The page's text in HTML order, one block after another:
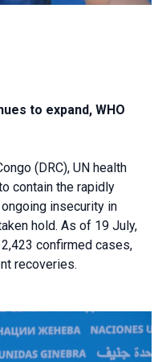
to expand, WHO
(DRC), UN health
contain the rapidly
insecurity in
hold. As of 19 July,
confirmed cases,
recoveries.